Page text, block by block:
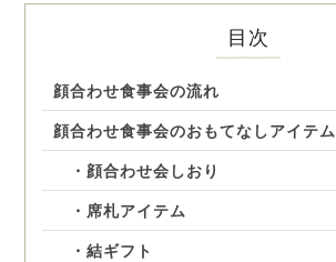
目次
顔合わせ食事会の流れ
顔合わせ食事会のおもてなしアイテム
・顔合わせ会しおり
・席札アイテム
・結ギフト